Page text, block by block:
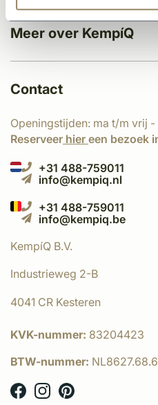
Meer over KempíQ
Contact
Openingstijden: ma t/m vrij -
Reserveer hier een bezoek
+31 488-759011
info@kempiq.nl
+31 488-759011
info@kempiq.be
KempíQ B.V.
Industrieweg 2-B
4041 CR Kesteren
KVK-nummer: 83204423
BTW-nummer: